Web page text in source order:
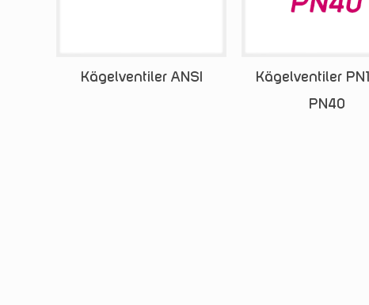
Kägelventiler ANSI
Kägelventiler
PN40